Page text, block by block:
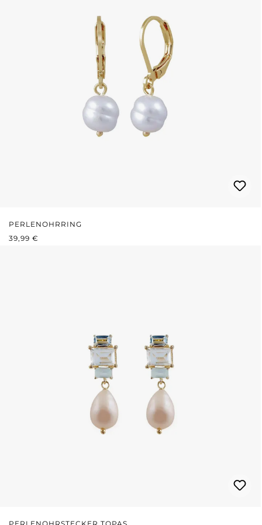
PERLENOHRRING
REGULÄRER PREIS:
39,99 €